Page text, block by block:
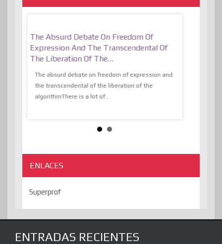
The Absurd Debate On Freedom Of
Expression And The Transcendental Of
The Liberation Of The…
The absurd debate on freedom of expression and
the transcendental of the liberation of the
algorithmThere is a lot of...
ENLACES
Superprof
ENTRADAS RECIENTES